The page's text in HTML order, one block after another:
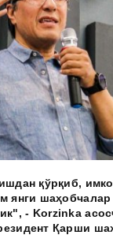
қўрқиб,
янги
- Korzinka
Қарши